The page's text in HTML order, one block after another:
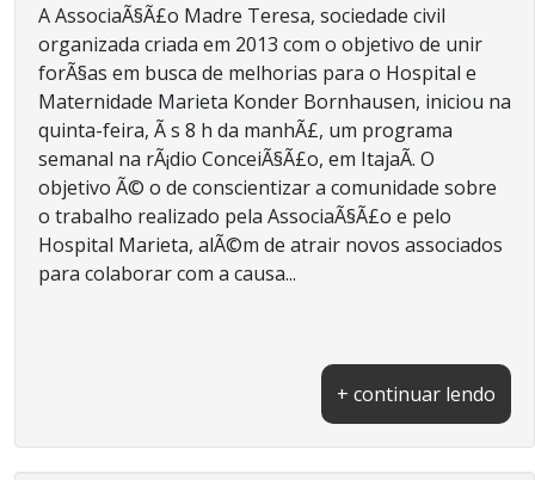
A AssociaÃ§Ã£o Madre Teresa, sociedade civil
organizada criada em 2013 com o objetivo de unir
forÃ§as em busca de melhorias para o Hospital e
Maternidade Marieta Konder Bornhausen, iniciou na
quinta-feira, Ã s 8 h da manhÃ£, um programa
semanal na rÃ¡dio ConceiÃ§Ã£o, em ItajaÃ­. O
objetivo Ã© o de conscientizar a comunidade sobre
o trabalho realizado pela AssociaÃ§Ã£o e pelo
Hospital Marieta, alÃ©m de atrair novos associados
para colaborar com a causa...
+ continuar lendo